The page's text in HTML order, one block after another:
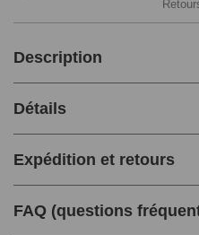
Description
Détails
Expédition et retours
FAQ (questions